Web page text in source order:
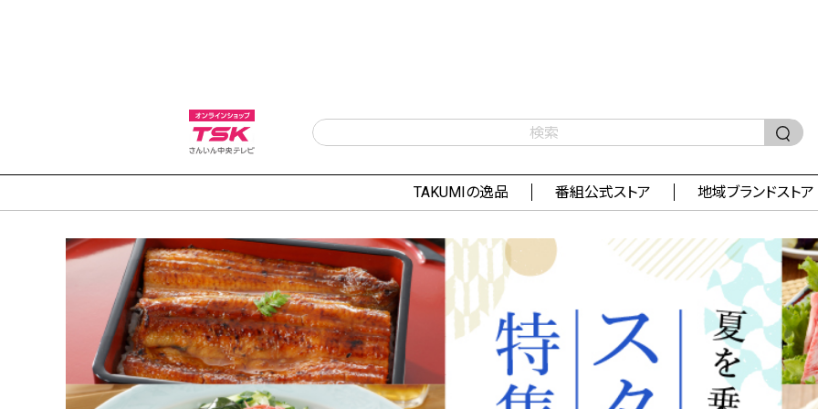
TAKUMIの逸品 番組公式ストア 地域ブランドストア